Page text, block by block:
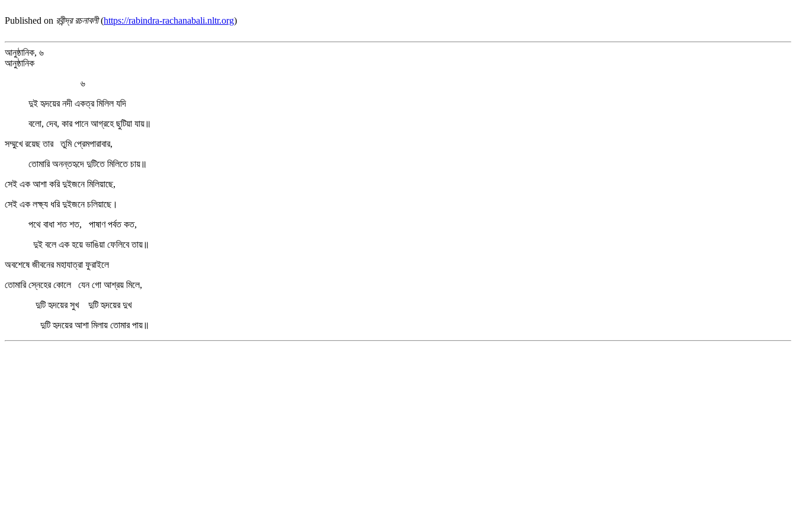
Published on রবীন্দ্র রচনাবলী(https://rabindra-rachanabali.nltr.org)
আনুষ্ঠানিক, ৬
আনুষ্ঠানিক
৬
দুই হৃদয়ের নদী একত্র মিলিল যদি
বলো, দেব, কার পানে আগ্রহে ছুটিয়া যায়॥
সম্মুখে রয়েছ তার তুমি প্রেমপারাবার,
তোমারি অনন্তহৃদে দুটিতে মিলিতে চায়॥
সেই এক আশা করি দুইজনে মিলিয়াছে,
সেই এক লক্ষ্য ধরি দুইজনে চলিয়াছে।
পথে বাধা শত শত, পাষাণ পর্বত কত,
দুই বলে এক হয়ে ভাঙিয়া ফেলিবে তায়॥
অবশেষে জীবনের মহাযাত্রা ফুরাইলে
তোমারি স্নেহের কোলে যেন গো আশ্রয় মিলে,
দুটি হৃদয়ের সুখ দুটি হৃদয়ের দুখ
দুটি হৃদয়ের আশা মিলায় তোমার পায়॥